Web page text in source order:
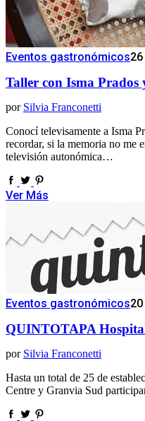
Eventos gastronómicos
Taller con Isma Prados
por Silvia Franconetti
Conocí televisamente a Isma
recordar, si la memoria no me
televisión autonómica…
Ver Más
Eventos gastronómicos
QUINTOTAPA
por Silvia Franconetti
Hasta un total de 25 de
Centre y Granvia Sud